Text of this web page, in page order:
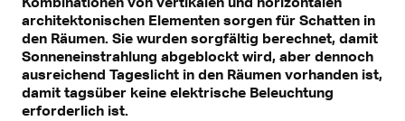
architektonischen Elementen sorgen für Schatten in
den Räumen. Sie wurden sorgfältig berechnet, damit
Sonneneinstrahlung abgeblockt wird, aber dennoch
ausreichend Tageslicht in den Räumen vorhanden ist,
damit tagsüber keine elektrische Beleuchtung
erforderlich ist.